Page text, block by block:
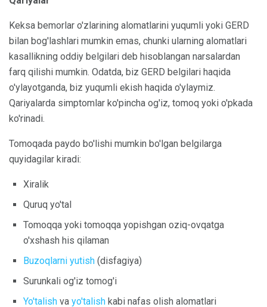
Keksa bemorlar o'zlarining alomatlarini yuqumli yoki GERD
bilan bog'lashlari mumkin emas, chunki ularning alomatlari
kasallikning oddiy belgilari deb hisoblangan narsalardan
farq qilishi mumkin. Odatda, biz GERD belgilari haqida
o'ylayotganda, biz yuqumli ekish haqida o'ylaymiz.
Qariyalarda simptomlar ko'pincha og'iz, tomoq yoki o'pkada
ko'rinadi.
Tomoqada paydo bo'lishi mumkin bo'lgan belgilarga
quyidagilar kiradi:
Xiralik
Quruq yo'tal
Tomoqqa yoki tomoqqa yopishgan oziq-ovqatga
o'xshash his qilaman
Buzoqlarni yutish (disfagiya)
Surunkali og'iz tomog'i
Yo'talish va yo'talish kabi nafas olish alomatlari